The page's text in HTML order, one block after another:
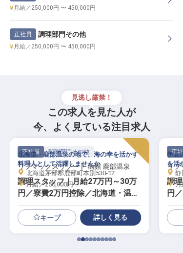
月給／250,000円 〜 450,000円
正社員 調理部門その他
月給／250,000円 〜 450,000円
見逃し厳禁！
この求人を見た人が
今、よく見ている注目求人
正社員 調理部門その他
リブマックスリゾート 函館 鹿部温泉
調理スタッフ｜月給27万円～30万
円／寮費2万円控除／北海道・温泉
地／急募
北海道・鹿部温泉の地で、海の幸を活かす
料理人として活躍しませんか
北海道茅部郡鹿部町本別530-12
月給／250,000円～
キープ 詳しく見る
正社
リブ
調
円
ゾー
伊豆
を活
静
月